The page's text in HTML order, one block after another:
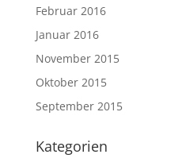
Februar 2016
Januar 2016
November 2015
Oktober 2015
September 2015
Kategorien